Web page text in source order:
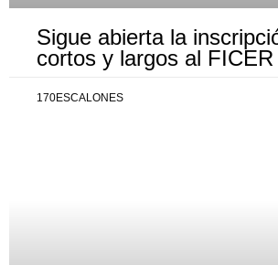
Sigue abierta la
cortos y largos al FICER
170ESCALONES